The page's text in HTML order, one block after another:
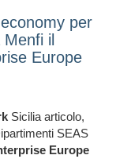
per
il
Europe
Sicilia articolo,
SEAS
Europe